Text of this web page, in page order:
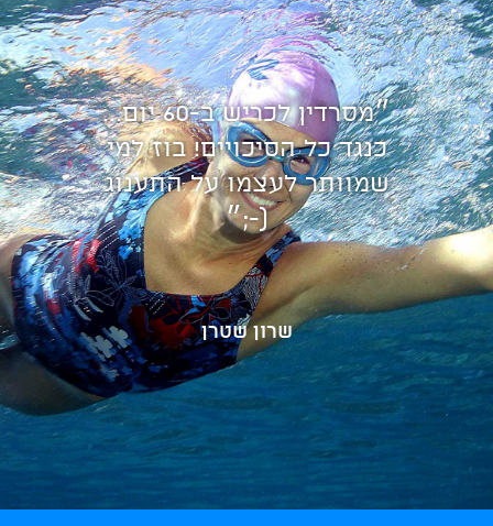
״מסרדין לכריש ב-60 יום...
כנגד כל הסיכויים! בוז למי
שמוותר לעצמו על התענוג
(-;״
שרון שטרן